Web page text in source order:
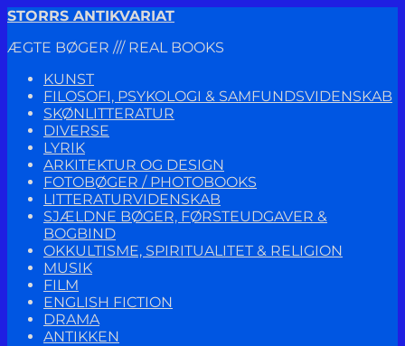
Spring
navigation
Spring
indhold
STORRS ANTIKVARIAT
ÆGTE BØGER /// REAL BOOKS
KUNST
FILOSOFI, PSYKOLOGI & SAMFUNDSVIDENSKAB
SKØNLITTERATUR
DIVERSE
LYRIK
ARKITEKTUR OG DESIGN
FOTOBØGER / PHOTOBOOKS
LITTERATURVIDENSKAB
SJÆLDNE BØGER, FØRSTEUDGAVER &
BOGBIND
OKKULTISME, SPIRITUALITET & RELIGION
MUSIK
FILM
ENGLISH FICTION
DRAMA
ANTIKKEN